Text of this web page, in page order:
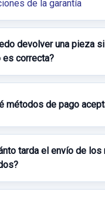
de la garantía
devolver una pieza
es correcta?
métodos de pago
tarda el envío de